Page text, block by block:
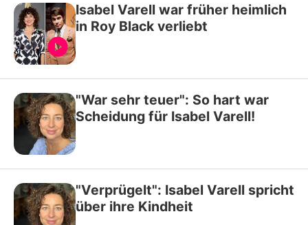
Isabel Varell war früher heimlich
in Roy Black verliebt
"War sehr teuer": So hart war
Scheidung für Isabel Varell!
"Verprügelt": Isabel Varell spricht
über ihre Kindheit